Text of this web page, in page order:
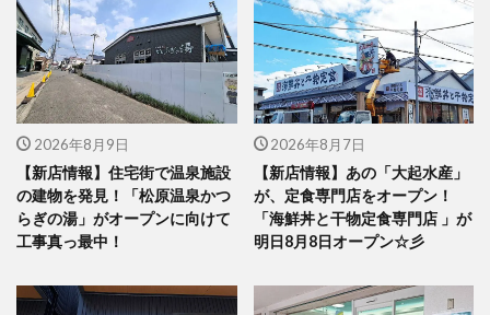
2026年8月9日
【新店情報】住宅街で温泉施設
の建物を発見！「松原温泉かつ
らぎの湯」がオープンに向けて
工事真っ最中！
2026年8月7日
【新店情報】あの「大起水産」
が、定食専門店をオープン！
「海鮮丼と干物定食専門店 」が
明日8月8日オープン☆彡